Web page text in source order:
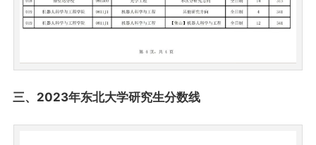
三、2023年东北大学研究生分数线